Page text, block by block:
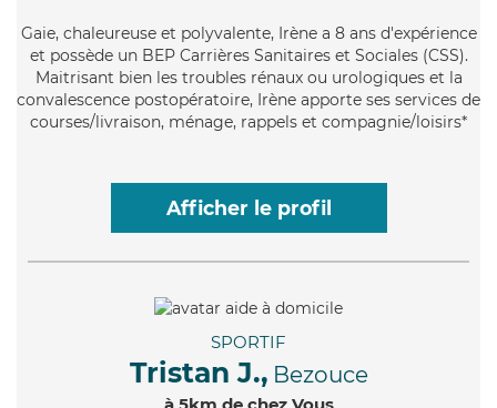
Gaie, chaleureuse et polyvalente, Irène a 8 ans d'expérience
et possède un BEP Carrières Sanitaires et Sociales (CSS).
Maitrisant bien les troubles rénaux ou urologiques et la
convalescence postopératoire, Irène apporte ses services de
courses/livraison, ménage, rappels et compagnie/loisirs*
Afficher le profil
SPORTIF
Tristan J., Bezouce